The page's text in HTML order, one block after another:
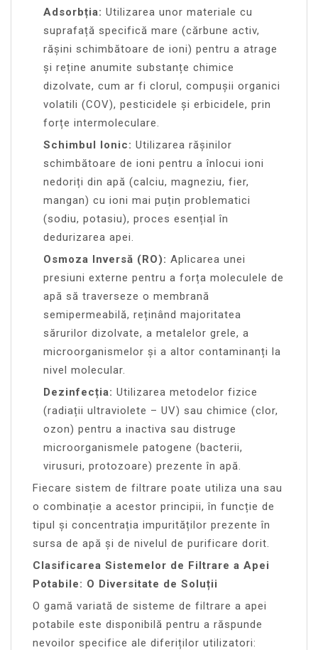
Adsorbția: Utilizarea unor materiale cu
suprafață specifică mare (cărbune activ,
rășini schimbătoare de ioni) pentru a atrage
și reține anumite substanțe chimice
dizolvate, cum ar fi clorul, compușii organici
volatili (COV), pesticidele și erbicidele, prin
forțe intermoleculare.
Schimbul Ionic: Utilizarea rășinilor
schimbătoare de ioni pentru a înlocui ioni
nedoriți din apă (calciu, magneziu, fier,
mangan) cu ioni mai puțin problematici
(sodiu, potasiu), proces esențial în
dedurizarea apei.
Osmoza Inversă (RO): Aplicarea unei
presiuni externe pentru a forța moleculele de
apă să traverseze o membrană
semipermeabilă, reținând majoritatea
sărurilor dizolvate, a metalelor grele, a
microorganismelor și a altor contaminanți la
nivel molecular.
Dezinfecția: Utilizarea metodelor fizice
(radiații ultraviolete – UV) sau chimice (clor,
ozon) pentru a inactiva sau distruge
microorganismele patogene (bacterii,
virusuri, protozoare) prezente în apă.
Fiecare sistem de filtrare poate utiliza una sau
o combinație a acestor principii, în funcție de
tipul și concentrația impurităților prezente în
sursa de apă și de nivelul de purificare dorit.
Clasificarea Sistemelor de Filtrare a Apei
Potabile: O Diversitate de Soluții
O gamă variată de sisteme de filtrare a apei
potabile este disponibilă pentru a răspunde
nevoilor specifice ale diferiților utilizatori: